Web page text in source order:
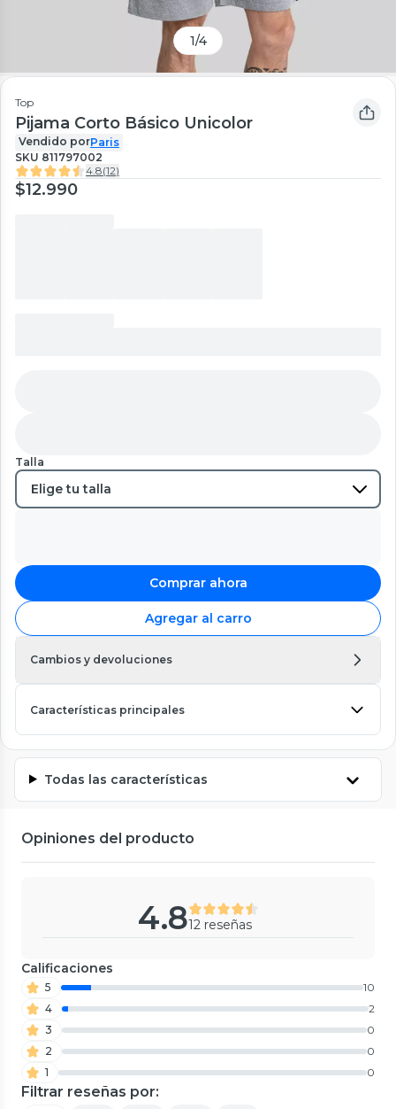
1/4
Top
Pijama Corto Básico Unicolor
Vendido porParis
SKU 811797002
4.8(12)
$12.990
Talla
Comprar ahora
Agregar al carro
Cambios y devoluciones
Características principales
Todas las características
Opiniones del producto
4.812 reseñas
Calificaciones
5
10
4
2
3
0
2
0
1
0
Filtrar reseñas por: